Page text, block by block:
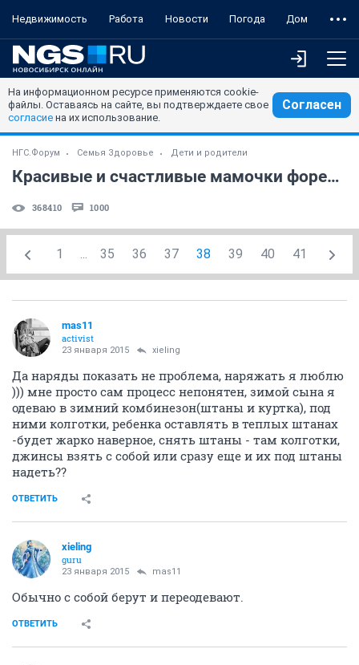
Недвижимость Работа Новости Погода Дом
На информационном ресурсе применяются cookie-
файлы. Оставаясь на сайте, вы подтверждаете свое
согласие на их использование.
Согласен
НГС.Форум Семья Здоровье Дети и родители
Красивые и счастливые мамочки форева! )) (часть 42)
368410 1000
1 ... 35 36 37 38 39 40 41
mas11
activist
23 января 2015 xieling
Да наряды показать не проблема, наряжать я люблю
))) мне просто сам процесс непонятен, зимой сына я
одеваю в зимний комбинезон(штаны и куртка), под
ними колготки, ребенка оставлять в теплых штанах
-будет жарко наверное, снять штаны - там колготки,
джинсы взять с собой или сразу еще и их под штаны
надеть??
ОТВЕТИТЬ
xieling
guru
23 января 2015 mas11
Обычно с собой берут и переодевают.
ОТВЕТИТЬ